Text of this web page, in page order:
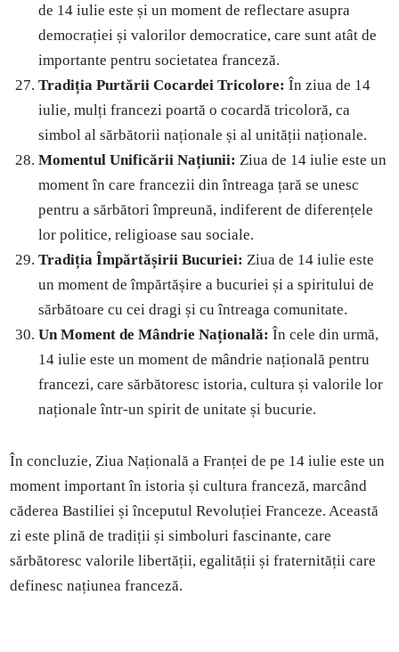
de 14 iulie este și un moment de reflectare asupra
democrației și valorilor democratice, care sunt atât de
importante pentru societatea franceză.
Tradiția Purtării Cocardei Tricolore: În ziua de 14
iulie, mulți francezi poartă o cocardă tricoloră, ca
simbol al sărbătorii naționale și al unității naționale.
Momentul Unificării Națiunii: Ziua de 14 iulie este un
moment în care francezii din întreaga țară se unesc
pentru a sărbători împreună, indiferent de diferențele
lor politice, religioase sau sociale.
Tradiția Împărtășirii Bucuriei: Ziua de 14 iulie este
un moment de împărtășire a bucuriei și a spiritului de
sărbătoare cu cei dragi și cu întreaga comunitate.
Un Moment de Mândrie Națională: În cele din urmă,
14 iulie este un moment de mândrie națională pentru
francezi, care sărbătoresc istoria, cultura și valorile lor
naționale într-un spirit de unitate și bucurie.
În concluzie, Ziua Națională a Franței de pe 14 iulie este un
moment important în istoria și cultura franceză, marcând
căderea Bastiliei și începutul Revoluției Franceze. Această
zi este plină de tradiții și simboluri fascinante, care
sărbătoresc valorile libertății, egalității și fraternității care
definesc națiunea franceză.